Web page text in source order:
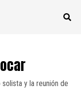
y la reunión de